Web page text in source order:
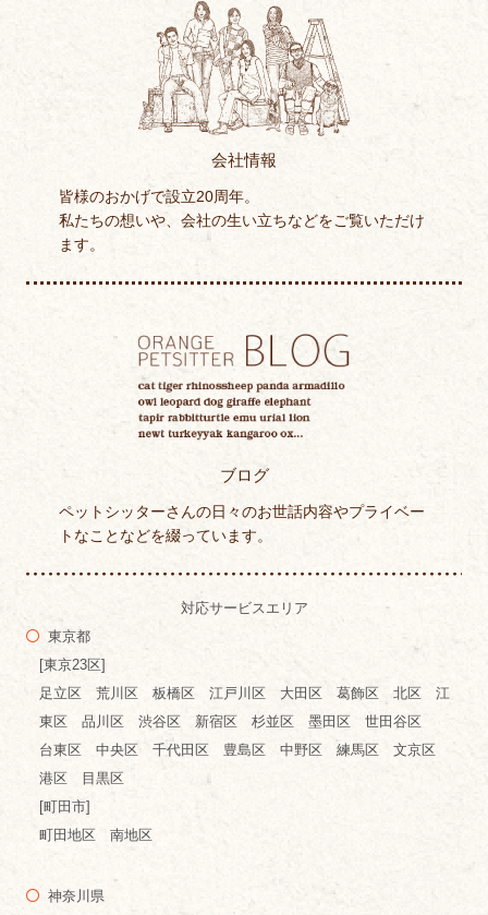
会社情報
皆様のおかげで設立20周年。
私たちの想いや、会社の生い立ちなどをご覧いただけ
ます。
ブログ
ペットシッターさんの日々のお世話内容やプライベー
トなことなどを綴っています。
対応サービスエリア
東京都
[東京23区]
足立区 荒川区 板橋区 江戸川区 大田区 葛飾区 北区 江
東区 品川区 渋谷区 新宿区 杉並区 墨田区 世田谷区
台東区 中央区 千代田区 豊島区 中野区 練馬区 文京区
港区 目黒区
[町田市]
町田地区 南地区
神奈川県